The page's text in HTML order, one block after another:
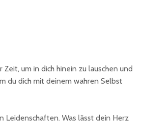
um in dich hinein zu lauschen und
du dich mit deinem wahren Selbst
Leidenschaften. Was lässt dein Herz